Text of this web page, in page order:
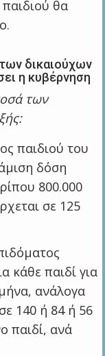
παιδιού θα
δικαιούχων
η κυβέρνηση
των
παιδιού του
δόση
800.000
σε 125
κάθε παιδί για
ανάλογα
140 ή 84 ή 56
παιδί, ανά